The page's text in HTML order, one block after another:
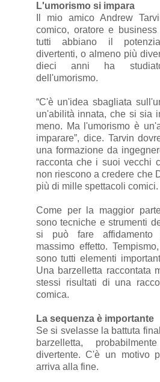
L'umorismo si impara
Il mio amico Andrew
comico, oratore e
tutti abbiano il
divertenti, o almeno più
dieci anni ha
dell'umorismo.
“C'è un'idea sbagliata
un'abilità innata, che si sia
meno. Ma l'umorismo è
imparare”, dice. Tarvin
una formazione da
racconta che i suoi vecchi
non riescono a credere che
più di mille spettacoli comici.
Come per la maggior
sono tecniche e strumenti
si può fare affidamento
massimo effetto.
sono tutti elementi
Una barzelletta raccontata
stessi risultati di una
comica.
La sequenza è importante
Se si svelasse la battuta
barzelletta,
divertente. C'è un motivo
arriva alla fine.